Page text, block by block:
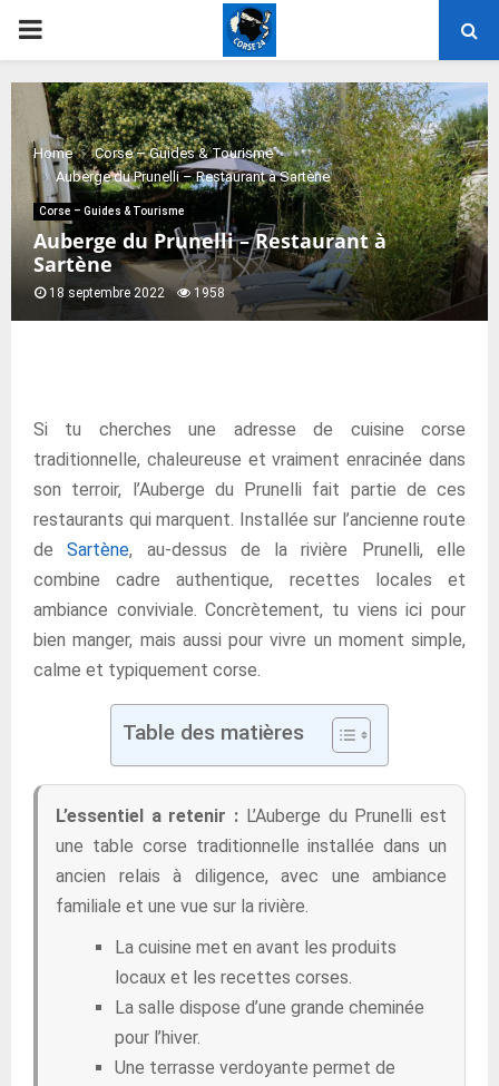
PRIMARY
MENU
Home
Corse – Guides & Tourisme
Auberge du Prunelli – Restaurant à Sartène
Corse – Guides & Tourisme
Auberge du Prunelli – Restaurant à
Sartène
18 septembre 2022 1958
Si tu cherches une adresse de cuisine corse
traditionnelle, chaleureuse et vraiment enracinée dans
son terroir, l’Auberge du Prunelli fait partie de ces
restaurants qui marquent. Installée sur l’ancienne route
deSartène, au-dessus de la rivière Prunelli, elle
combine cadre authentique, recettes locales et
ambiance conviviale. Concrètement, tu viens ici pour
bien manger, mais aussi pour vivre un moment simple,
calme et typiquement corse.
Table des matières
L’essentiel a retenir : L’Auberge du Prunelli est
une table corse traditionnelle installée dans un
ancien relais à diligence, avec une ambiance
familiale et une vue sur la rivière.
La cuisine met en avant les produits
locaux et les recettes corses.
La salle dispose d’une grande cheminée
pour l’hiver.
Une terrasse verdoyante permet de